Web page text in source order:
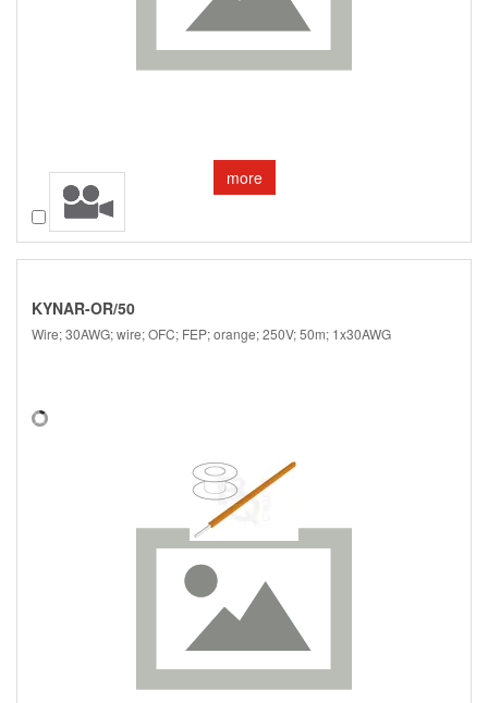
more
Compare
KYNAR-OR/50
Wire; 30AWG; wire; OFC; FEP; orange; 250V; 50m; 1x30AWG